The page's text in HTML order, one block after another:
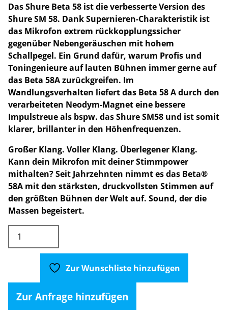
Das Shure Beta 58 ist die verbesserte Version des
Shure SM 58. Dank Supernieren-Charakteristik ist
das Mikrofon extrem rückkopplungssicher
gegenüber Nebengeräuschen mit hohem
Schallpegel. Ein Grund dafür, warum Profis und
Toningenieure auf lauten Bühnen immer gerne auf
das Beta 58A zurückgreifen. Im
Wandlungsverhalten liefert das Beta 58 A durch den
verarbeiteten Neodym-Magnet eine bessere
Impulstreue als bspw. das Shure SM58 und ist somit
klarer, brillanter in den Höhenfrequenzen.
Großer Klang. Voller Klang. Überlegener Klang.
Kann dein Mikrofon mit deiner Stimmpower
mithalten? Seit Jahrzehnten nimmt es das Beta®
58A mit den stärksten, druckvollsten Stimmen auf
den größten Bühnen der Welt auf. Sound, der die
Massen begeistert.
Beta
Dynamisches
inkl.
Klemme
Zur Wunschliste hinzufügen
Zur Anfrage hinzufügen